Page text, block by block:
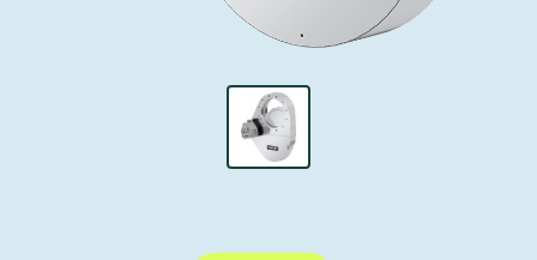
Vakuum-Transferventile
Vakuum-Mehrventilbaugruppen
ITER Vakuumventilkatalog